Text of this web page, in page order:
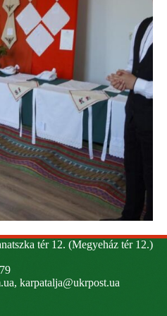
tér 12. (Megyeház tér 12.)
, karpatalja@ukrpost.ua